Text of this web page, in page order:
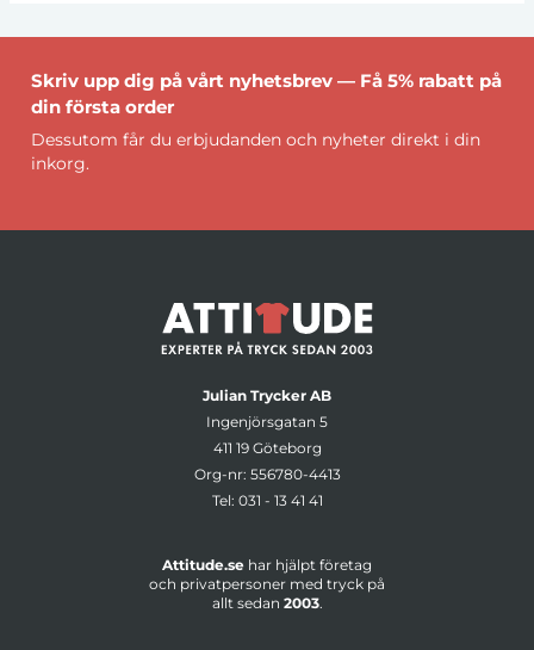
Skriv upp dig på vårt nyhetsbrev — Få 5% rabatt på
din första order
Dessutom får du erbjudanden och nyheter direkt i din
inkorg.
Julian Trycker AB
Ingenjörsgatan 5
411 19 Göteborg
Org-nr: 556780-4413
Tel: 031 - 13 41 41
Attitude.se har hjälpt företag
och privatpersoner med tryck på
allt sedan 2003.